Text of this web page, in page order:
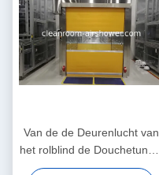
Van de de Deurenlucht van
het rolblind de Douchetunnel
voor Foxconn-Fabriek